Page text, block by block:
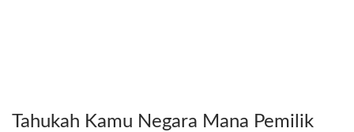
Tahukah Kamu Negara Mana Pemilik